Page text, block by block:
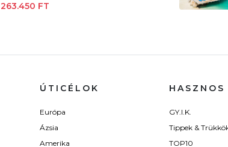
263.450 FT
ÚTICÉLOK
Európa
Ázsia
Amerika
HASZNOS
GY.I.K.
Tippek &
TOP10